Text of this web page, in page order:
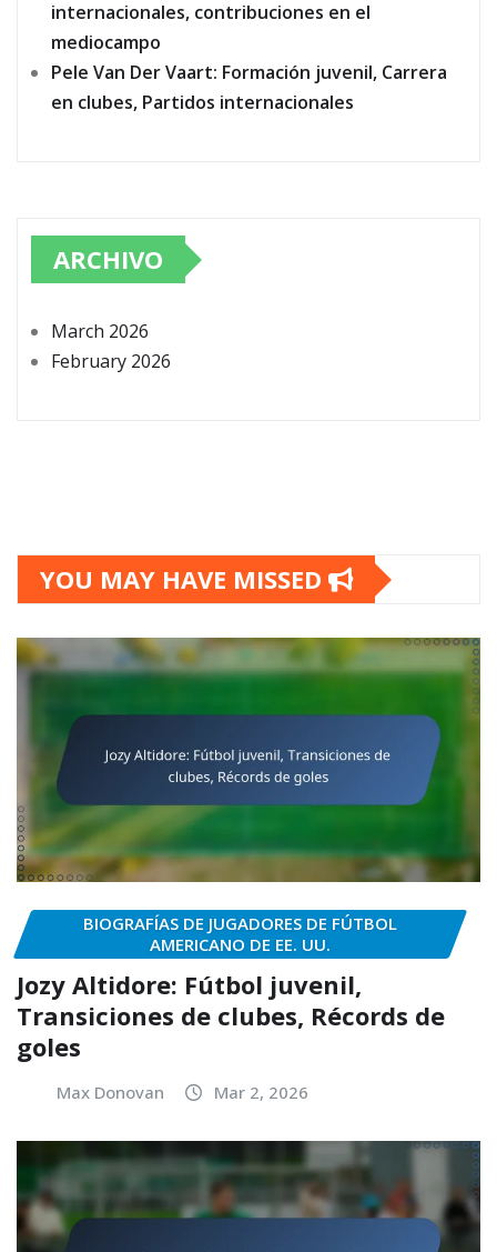
internacionales, contribuciones en el
mediocampo
Pele Van Der Vaart: Formación juvenil, Carrera
en clubes, Partidos internacionales
ARCHIVO
March 2026
February 2026
YOU MAY HAVE MISSED
BIOGRAFÍAS DE JUGADORES DE FÚTBOL
AMERICANO DE EE. UU.
Jozy Altidore: Fútbol juvenil,
Transiciones de clubes, Récords de
goles
Max Donovan Mar 2, 2026